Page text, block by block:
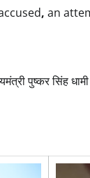
, an
पुष्कर सिंह